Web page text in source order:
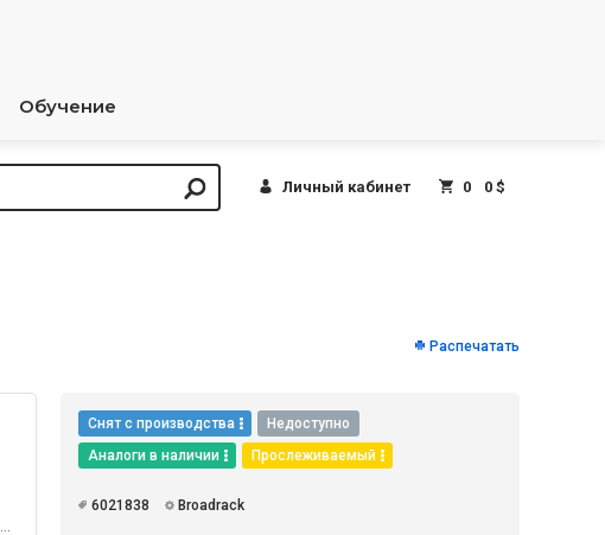
Обучение
Личный кабинет 0 0 $
Распечатать
Снят с производства
Недоступно
Аналоги в наличии
Прослеживаемый
6021838 Broadrack